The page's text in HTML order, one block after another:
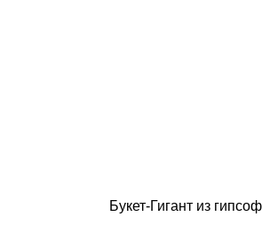
Букет-Гигант из